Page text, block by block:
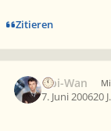
Zitieren
Obi-Wan
7. Juni 200620 J.